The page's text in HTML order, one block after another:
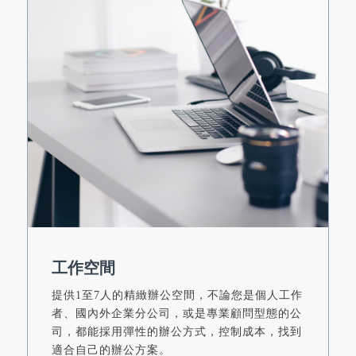
工作空間
提供1至7人的精緻辦公空間，不論您是個人工作
者、國內外企業分公司，或是專業顧問型態的公
司，都能採用彈性的辦公方式，控制成本，找到
適合自己的辦公方案。